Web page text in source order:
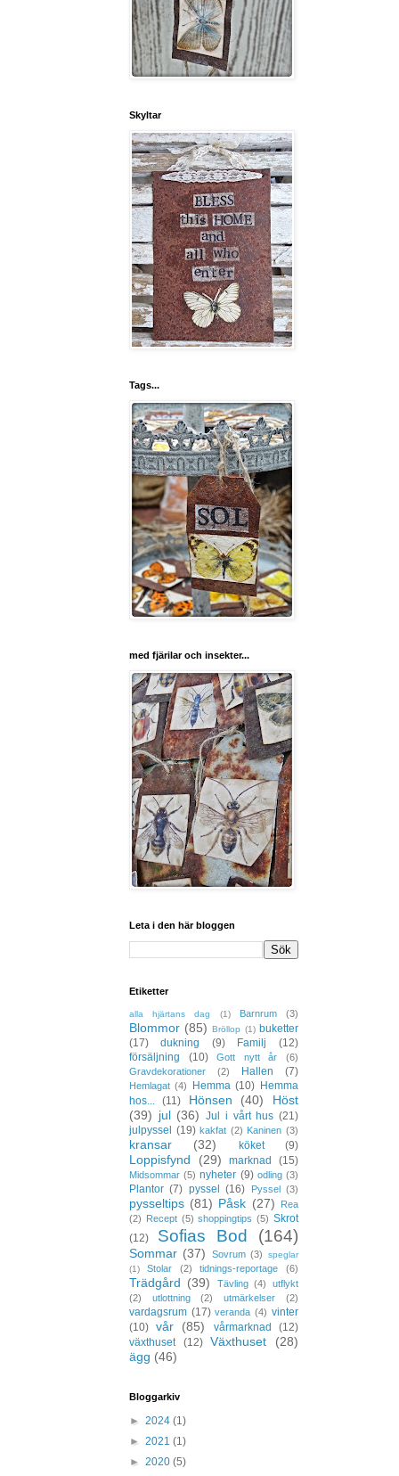
Skyltar
Tags...
med fjärilar och insekter...
Leta i den här bloggen
Etiketter
alla hjärtans dag (1) Barnrum (3)
Blommor (85) Bröllop (1) buketter
(17)
dukning (9) Familj
(12)
försäljning
(10) Gott nytt år
(6)
Gravdekorationer
(2) Hallen (7)
Hemlagat (4) Hemma (10) Hemma
hos...
(11) Hönsen (40)
Höst
(39) jul (36) Jul i vårt hus (21)
julpyssel
(19) kakfat (2) Kaninen (3)
kransar (32) köket (9)
Loppisfynd (29) marknad (15)
Midsommar (5) nyheter (9) odling (3)
Plantor (7) pyssel (16) Pyssel (3)
pysseltips (81) Påsk (27)
Rea
(2) Recept (5) shoppingtips (5) Skrot
(12)
Sofias Bod (164)
Sommar (37) Sovrum (3)
speglar
(1)
Stolar (2) tidnings-reportage (6)
Trädgård (39) Tävling (4)
utflykt
(2)
utlottning (2) utmärkelser (2)
vardagsrum (17) veranda (4) vinter
(10) vår (85) vårmarknad
(12)
växthuset
(12) Växthuset
(28)
ägg (46)
Bloggarkiv
► 2024 (1)
► 2021 (1)
► 2020 (5)